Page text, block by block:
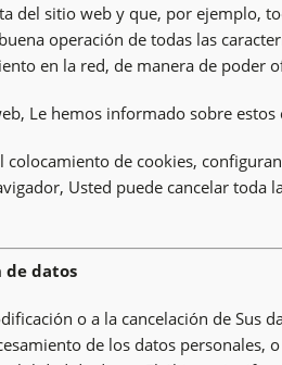
del sitio web y que, por ejemplo,
operación de todas las
en la red, de manera de
Le hemos informado sobre
de cookies,
Usted puede cancelar
de datos
o a la cancelación de Sus
de los datos personales,